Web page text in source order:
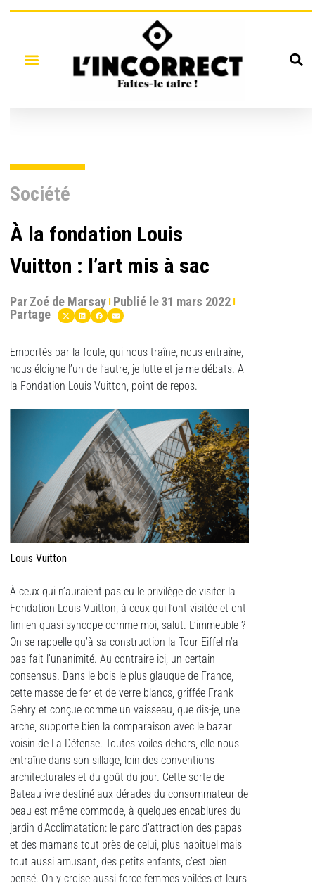
Société
À la fondation Louis
Vuitton : l’art mis à sac
ParZoé de Marsay Publié le31 mars 2022
Partage
Emportés par la foule, qui nous traîne, nous entraîne,
nous éloigne l’un de l’autre, je lutte et je me débats. A
la Fondation Louis Vuitton, point de repos.
Louis Vuitton
À ceux qui n’auraient pas eu le privilège de visiter la
Fondation Louis Vuitton, à ceux qui l’ont visitée et ont
fini en quasi syncope comme moi, salut. L’immeuble ?
On se rappelle qu’à sa construction la Tour Eiffel n’a
pas fait l’unanimité. Au contraire ici, un certain
consensus. Dans le bois le plus glauque de France,
cette masse de fer et de verre blancs, griffée Frank
Gehry et conçue comme un vaisseau, que dis-je, une
arche, supporte bien la comparaison avec le bazar
voisin de La Défense. Toutes voiles dehors, elle nous
entraîne dans son sillage, loin des conventions
architecturales et du goût du jour. Cette sorte de
Bateau ivre destiné aux dérades du consommateur de
beau est même commode, à quelques encablures du
jardin d’Acclimatation: le parc d’attraction des papas
et des mamans tout près de celui, plus habituel mais
tout aussi amusant, des petits enfants, c’est bien
pensé. On y croise aussi force femmes voilées et leurs